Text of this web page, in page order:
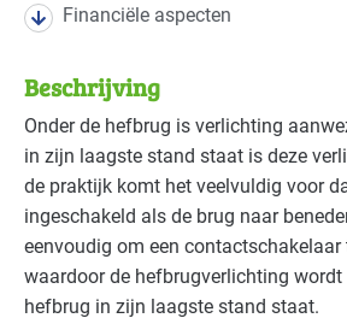
Brandweer Gevorderd
Financiële aspecten
Beschrijving
Onder de hefbrug is verlichting
in zijn laagste stand staat is deze
de praktijk komt het veelvuldig voor
ingeschakeld als de brug naar
eenvoudig om een contactschakelaar
waardoor de hefbrugverlichting
hefbrug in zijn laagste stand staat.